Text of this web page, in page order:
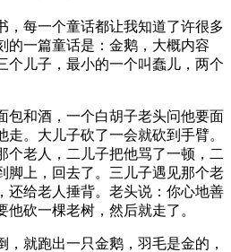
，每一个童话都让我知道了许很多
的一篇童话是：金鹅，大概内容
个儿子，最小的一个叫蠢儿，两个
包和酒，一个白胡子老头问他要面
。大儿子砍了一会就砍到手臂。
个老人，二儿子把他骂了一顿，二
脚上，回去了。三儿子遇见那个老
还给老人捶背。老头说：你心地善
砍一棵老树，然后就走了。
就跑出一只金鹅，羽毛是金的，